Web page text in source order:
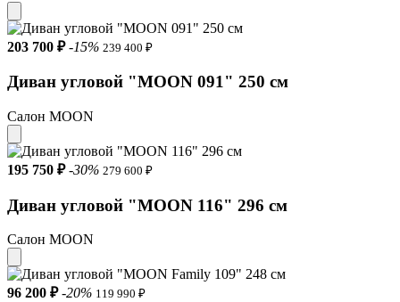
Тип дивана Угловой , Модульный
Тип угла Правый
Механизм Дельфин
Габариты (ШхГхВ) 261.5x167x91 см
Размеры спального места 148x208 см
Глубина посадочного места 60 см
Глубина посадочного места без подушек 90 см
Высота посадочного места 45 см
203 700 ₽ -15% 239 400 ₽
Диван угловой "MOON 091" 250 см
Салон MOON
195 750 ₽ -30% 279 600 ₽
Диван угловой "MOON 116" 296 см
Салон MOON
96 200 ₽ -20% 119 990 ₽